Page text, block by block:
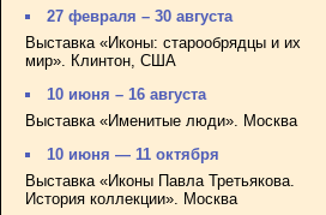
27 февраля – 30 августа
Выставка «Иконы: старообрядцы и их
мир». Клинтон, США
10 июня – 16 августа
Выставка «Именитые люди». Москва
10 июня — 11 октября
Выставка «Иконы Павла Третьякова.
История коллекции». Москва